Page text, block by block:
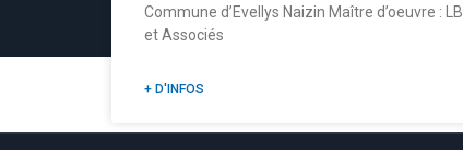
Commune d’Evellys Naizin Maître d’oeuvre : LBL
et Associés
+ D'INFOS